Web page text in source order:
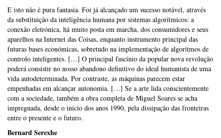
E isto não é pura fantasia. Foi já alcançado um sucesso notável, através
da substituição da inteligência humana por sistemas algorítmicos: a
conexão eletrónica, há muito posta em marcha, dos consumidores e seus
aparelhos na Internet das Coisas, enquanto instrumento principal das
futuras bases económicas, sobretudo na implementação de algoritmos de
controlo inteligentes. […] O principal fascínio da popular nova revolução
poderá consistir no nosso abandono definitivo do ideal humanista de uma
vida autodeterminada. Por contraste, as máquinas parecem estar
empenhadas em alcançar autonomia. […] Se a arte lida conscientemente
com a sociedade, também a obra completa de Miguel Soares se acha
impregnada, desde o início dos anos 1990, pela dissipação das fronteiras
entre o presente e o futuro.
Bernard Serexhe